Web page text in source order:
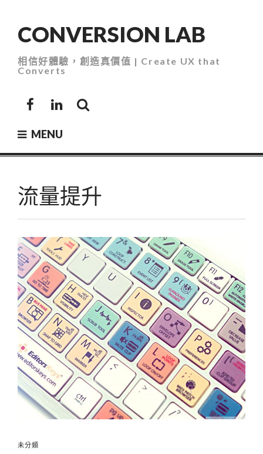
contentCONVERSION LAB
相信好體驗，創造真價值 | Create UX that
Converts
FacebookLinkedIn
MENU
流量提升
未分類